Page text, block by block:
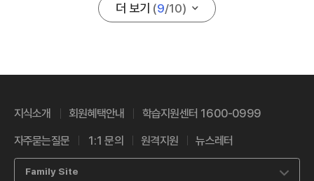
더 보기 (9/10)
지식소개 회원혜택안내 학습지원센터 1600-0999
자주묻는질문 1:1 문의 원격지원 뉴스레터
Family Site